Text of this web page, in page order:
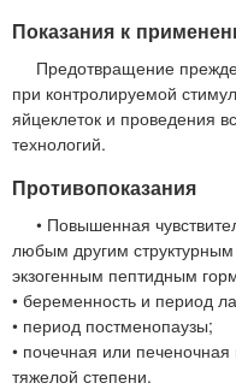
Показания к
Предотвращение
при контролируемой
яйцеклеток и проведения
технологий.
Противопоказания
• Повышенная
любым другим
экзогенным пептидным
• беременность и период
• период постменопаузы;
• почечная или
тяжелой степени.